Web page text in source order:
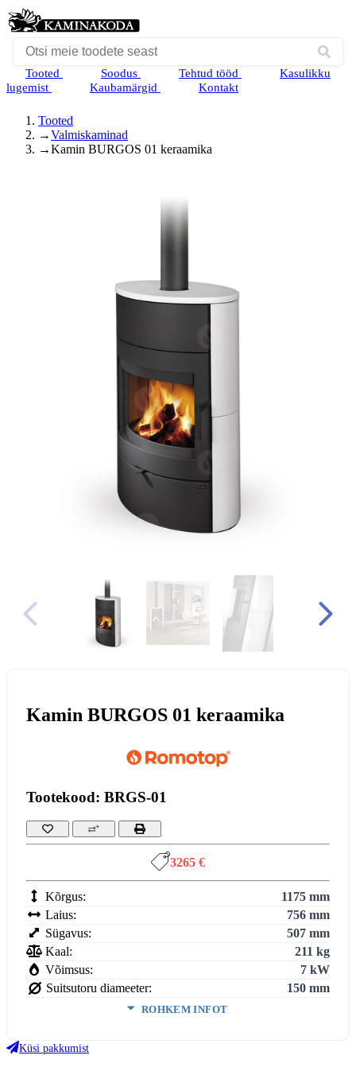
Tooted Soodus Tehtud tööd
Kasulikku
lugemist
Kaubamärgid Kontakt
Tooted
→Valmiskaminad
→Kamin BURGOS 01 keraamika
Kamin BURGOS 01 keraamika
Tootekood: BRGS-01
3265 €
Kõrgus:
1175 mm
Laius:
756 mm
Sügavus:
507 mm
Kaal:
211 kg
Võimsus:
7 kW
Suitsutoru diameeter:
150 mm
ROHKEM INFOT
Köetav maht:
Küsi pakkumist